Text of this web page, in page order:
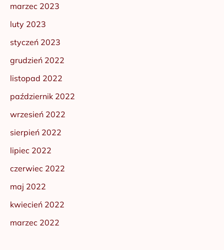
marzec 2023
luty 2023
styczeń 2023
grudzień 2022
listopad 2022
październik 2022
wrzesień 2022
sierpień 2022
lipiec 2022
czerwiec 2022
maj 2022
kwiecień 2022
marzec 2022